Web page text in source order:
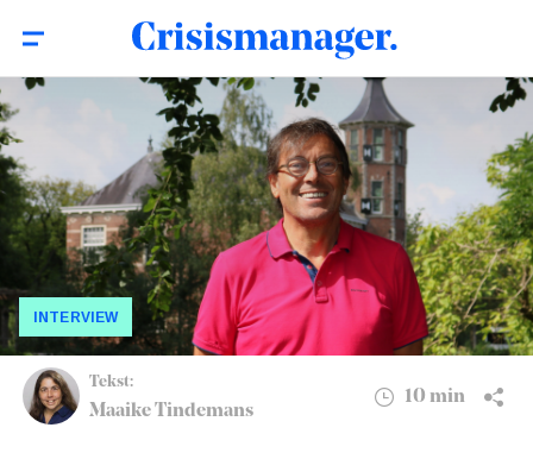
intervisies leren we meer dan van
evaluatierapporten’
INTERVIEW
Tekst:
Maaike Tindemans
10 min